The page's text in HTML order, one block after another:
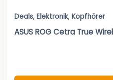
Deals, Elektronik, Kopfhörer
ASUS ROG Cetra True